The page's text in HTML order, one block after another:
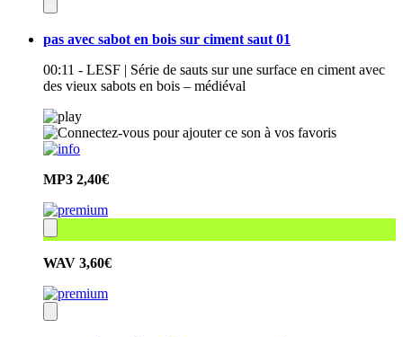
pas avec sabot en bois sur ciment saut 01
00:11 - LESF | Série de sauts sur une surface en ciment avec
des vieux sabots en bois – médiéval
MP3 2,40€
WAV 3,60€